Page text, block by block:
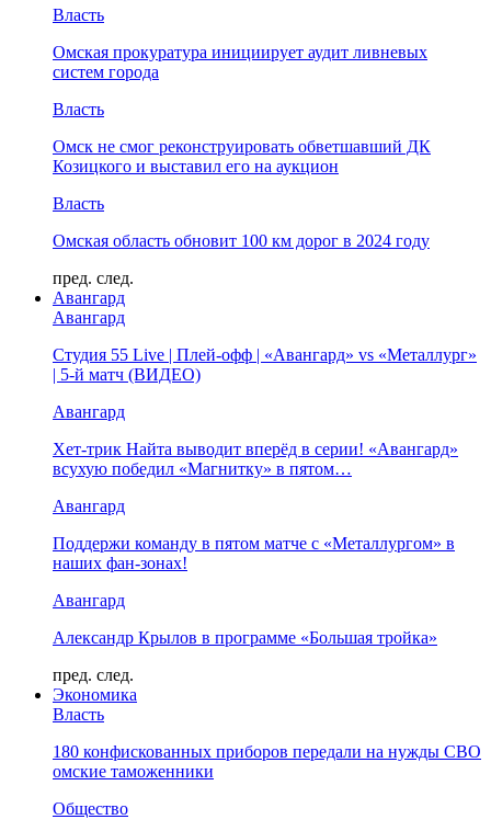
Власть
Омская прокуратура инициирует аудит ливневых
систем города
Власть
Омск не смог реконструировать обветшавший ДК
Козицкого и выставил его на аукцион
Власть
Омская область обновит 100 км дорог в 2024 году
пред. след.
Авангард
Авангард
Студия 55 Live | Плей-офф | «Авангард» vs «Металлург»
| 5-й матч (ВИДЕО)
Авангард
Хет-трик Найта выводит вперёд в серии! «Авангард»
всухую победил «Магнитку» в пятом…
Авангард
Поддержи команду в пятом матче с «Металлургом» в
наших фан-зонах!
Авангард
Александр Крылов в программе «Большая тройка»
пред. след.
Экономика
Власть
180 конфискованных приборов передали на нужды СВО
омские таможенники
Общество